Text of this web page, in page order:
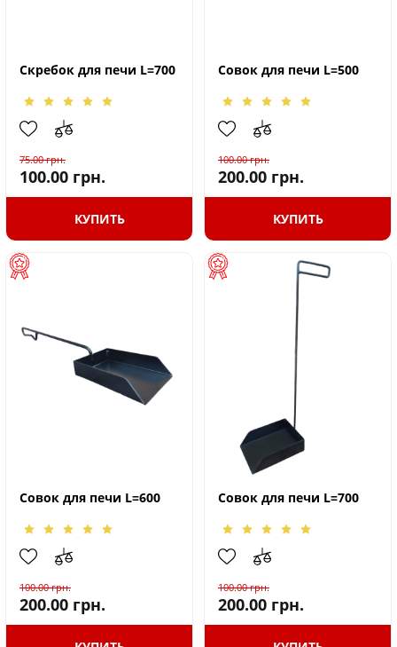
Скребок для печи L=700
75.00грн.
100.00 грн.
КУПИТЬ
Совок для печи L=500
100.00грн.
200.00 грн.
КУПИТЬ
Совок для печи L=600
100.00грн.
200.00 грн.
Совок для печи L=700
100.00грн.
200.00 грн.